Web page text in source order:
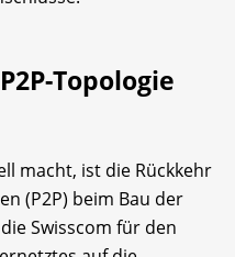
Topologie
macht, ist die Rückkehr
(P2P) beim Bau der
Swisscom für den